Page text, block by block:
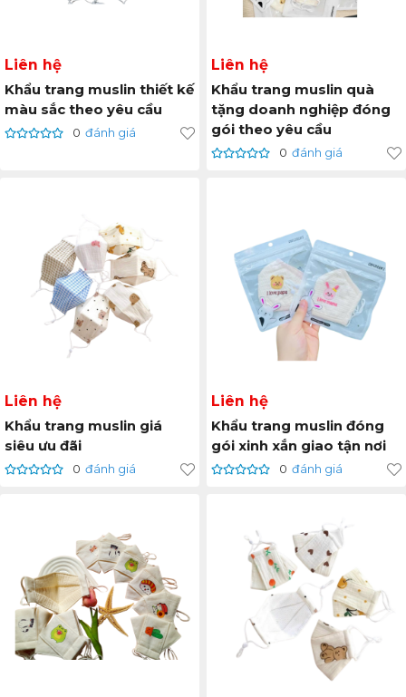
Liên hệ
Khẩu trang muslin thiết kế
màu sắc theo yêu cầu
0 đánh giá
Liên hệ
Khẩu trang muslin quà
tặng doanh nghiệp đóng
gói theo yêu cầu
0 đánh giá
Liên hệ
Khẩu trang muslin giá
siêu ưu đãi
0 đánh giá
Liên hệ
Khẩu trang muslin đóng
gói xinh xắn giao tận nơi
0 đánh giá